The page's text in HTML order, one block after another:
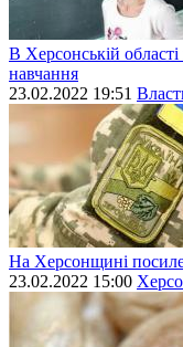
В Херсонській
навчання
23.02.2022 19:51
На Херсонщині
23.02.2022 15:00